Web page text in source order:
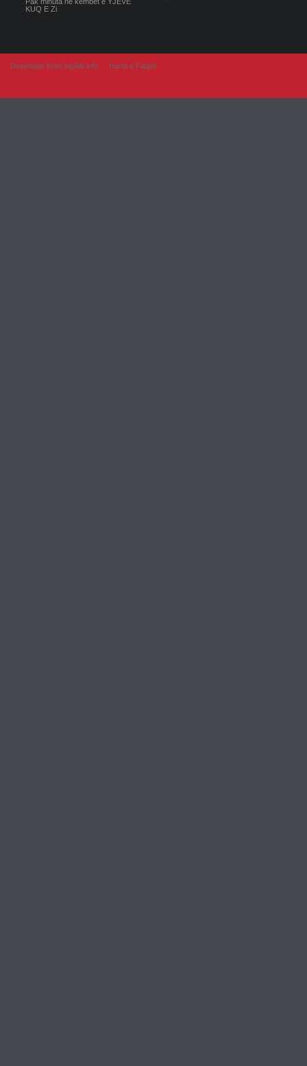
KUQ E Zi
Developer from IngAlb.info Harta e Faqes